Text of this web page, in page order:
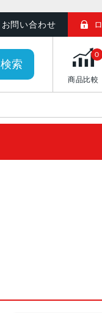
お問い合わせ
検索
商品比較
0